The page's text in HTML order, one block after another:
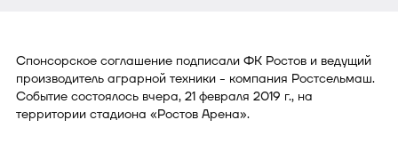
Спонсорское соглашение подписали ФК Ростов и ведущий
производитель аграрной техники - компания Ростсельмаш.
Событие состоялось вчера, 21 февраля 2019 г., на
территории стадиона «Ростов Арена».